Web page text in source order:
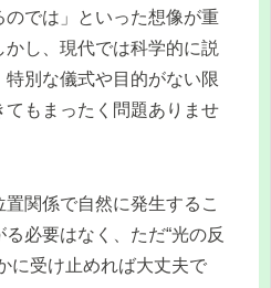
のでは」といった想像が重
し、現代では科学的に説
別な儀式や目的がない限
てもまったく問題ありませ
関係で自然に発生するこ
必要はなく、ただ“光の反
に受け止めれば大丈夫で